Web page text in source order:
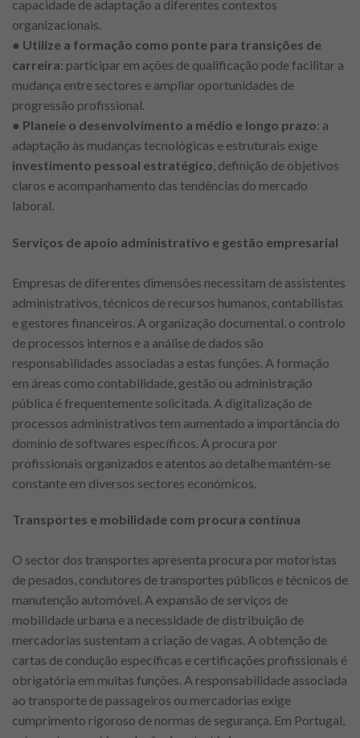
capacidade de adaptação a diferentes contextos
organizacionais.
● Utilize a formação como ponte para transições de
carreira: participar em ações de qualificação pode facilitar a
mudança entre sectores e ampliar oportunidades de
progressão profissional.
● Planeie o desenvolvimento a médio e longo prazo: a
adaptação às mudanças tecnológicas e estruturais exige
investimento pessoal estratégico , definição de objetivos
claros e acompanhamento das tendências do mercado
laboral.
Serviços de apoio administrativo e gestão empresarial
Empresas de diferentes dimensões necessitam de assistentes
administrativos, técnicos de recursos humanos, contabilistas
e gestores financeiros. A organização documental, o controlo
de processos internos e a análise de dados são
responsabilidades associadas a estas funções. A formação
em áreas como contabilidade, gestão ou administração
pública é frequentemente solicitada. A digitalização de
processos administrativos tem aumentado a importância do
domínio de softwares específicos. A procura por
profissionais organizados e atentos ao detalhe mantém-se
constante em diversos sectores económicos.
Transportes e mobilidade com procura contínua
O sector dos transportes apresenta procura por motoristas
de pesados, condutores de transportes públicos e técnicos de
manutenção automóvel. A expansão de serviços de
mobilidade urbana e a necessidade de distribuição de
mercadorias sustentam a criação de vagas. A obtenção de
cartas de condução específicas e certificações profissionais é
obrigatória em muitas funções. A responsabilidade associada
ao transporte de passageiros ou mercadorias exige
cumprimento rigoroso de normas de segurança. Em Portugal,